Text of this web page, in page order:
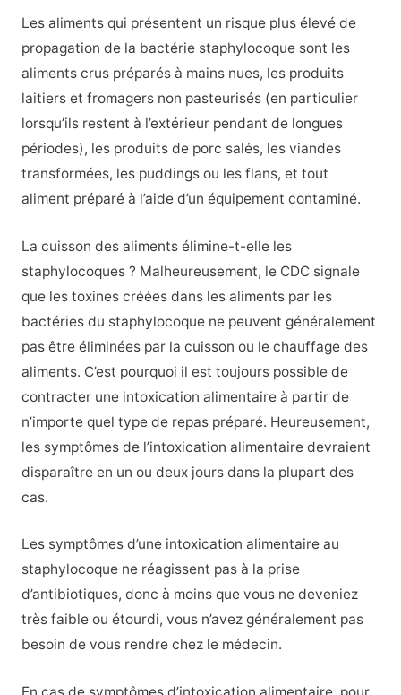
Les aliments qui présentent un risque plus élevé de
propagation de la bactérie staphylocoque sont les
aliments crus préparés à mains nues, les produits
laitiers et fromagers non pasteurisés (en particulier
lorsqu’ils restent à l’extérieur pendant de longues
périodes), les produits de porc salés, les viandes
transformées, les puddings ou les flans, et tout
aliment préparé à l’aide d’un équipement contaminé.
La cuisson des aliments élimine-t-elle les
staphylocoques ? Malheureusement, le CDC signale
que les toxines créées dans les aliments par les
bactéries du staphylocoque ne peuvent généralement
pas être éliminées par la cuisson ou le chauffage des
aliments. C’est pourquoi il est toujours possible de
contracter une intoxication alimentaire à partir de
n’importe quel type de repas préparé. Heureusement,
les symptômes de l’intoxication alimentaire devraient
disparaître en un ou deux jours dans la plupart des
cas.
Les symptômes d’une intoxication alimentaire au
staphylocoque ne réagissent pas à la prise
d’antibiotiques, donc à moins que vous ne deveniez
très faible ou étourdi, vous n’avez généralement pas
besoin de vous rendre chez le médecin.